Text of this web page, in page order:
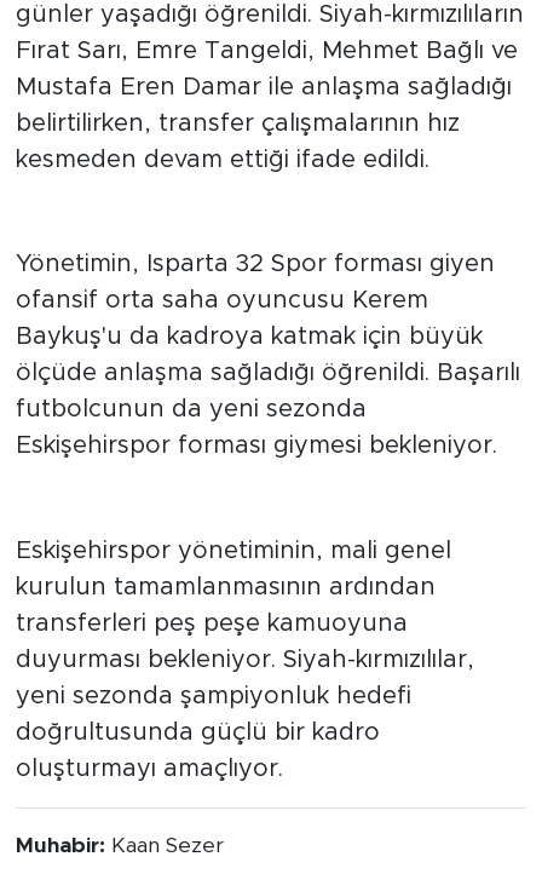
günler yaşadığı öğrenildi. Siyah-kırmızılıların
Fırat Sarı, Emre Tangeldi, Mehmet Bağlı ve
Mustafa Eren Damar ile anlaşma sağladığı
belirtilirken, transfer çalışmalarının hız
kesmeden devam ettiği ifade edildi.
Yönetimin, Isparta 32 Spor forması giyen
ofansif orta saha oyuncusu Kerem
Baykuş'u da kadroya katmak için büyük
ölçüde anlaşma sağladığı öğrenildi. Başarılı
futbolcunun da yeni sezonda
Eskişehirspor forması giymesi bekleniyor.
Eskişehirspor yönetiminin, mali genel
kurulun tamamlanmasının ardından
transferleri peş peşe kamuoyuna
duyurması bekleniyor. Siyah-kırmızılılar,
yeni sezonda şampiyonluk hedefi
doğrultusunda güçlü bir kadro
oluşturmayı amaçlıyor.
Muhabir: Kaan Sezer